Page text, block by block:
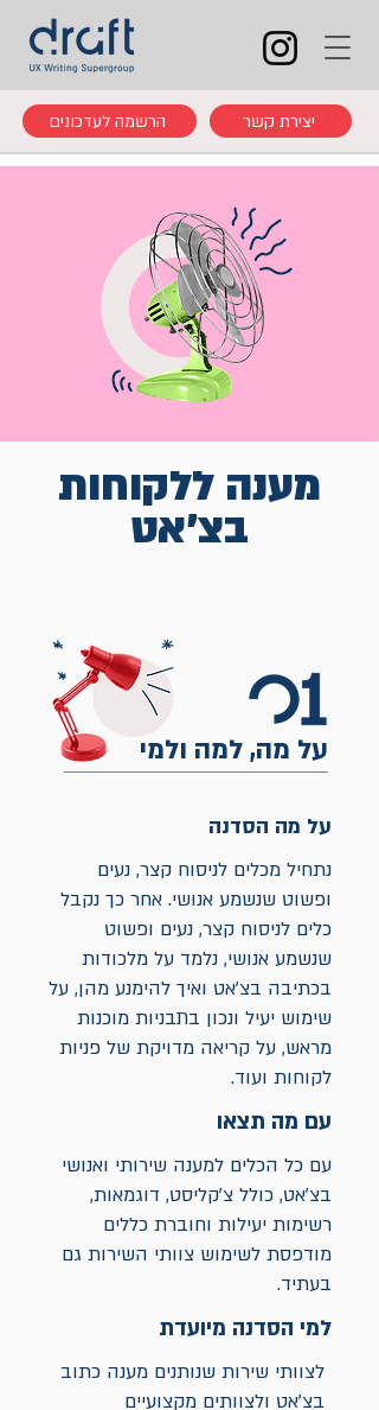
הרשמה לעדכונים יצירת קשר
מענה ללקוחות
בצ'אט
על מה, למה ולמי
על מה הסדנה
נתחיל מכלים לניסוח קצר, נעים
ופשוט שנשמע אנושי. אחר כך נקבל
כלים לניסוח קצר, נעים ופשוט
שנשמע אנושי, נלמד על מלכודות
בכתיבה בצ'אט ואיך להימנע מהן, על
שימוש יעיל ונכון בתבניות מוכנות
מראש, על קריאה מדויקת של פניות
לקוחות ועוד.
עם מה תצאו
עם כל הכלים למענה שירותי ואנושי
בצ'אט, כולל צ'קליסט, דוגמאות,
רשימות יעילות וחוברת כללים
מודפסת לשימוש צוותי השירות גם
בעתיד.
למי הסדנה מיועדת
לצוותי שירות שנותנים מענה כתוב
בצ'אט ולצוותים מקצועיים